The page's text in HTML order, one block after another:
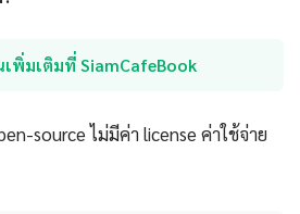
พิ่มเติมที่ SiamCafeBook
source ไม่มีค่า license ค่าใช้จ่าย